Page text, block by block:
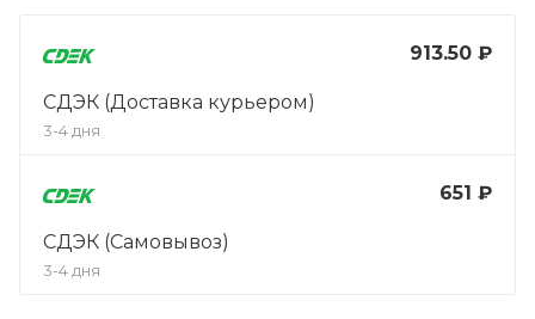
913.50 ₽
СДЭК (Доставка курьером)
3-4 дня
651 ₽
СДЭК (Самовывоз)
3-4 дня